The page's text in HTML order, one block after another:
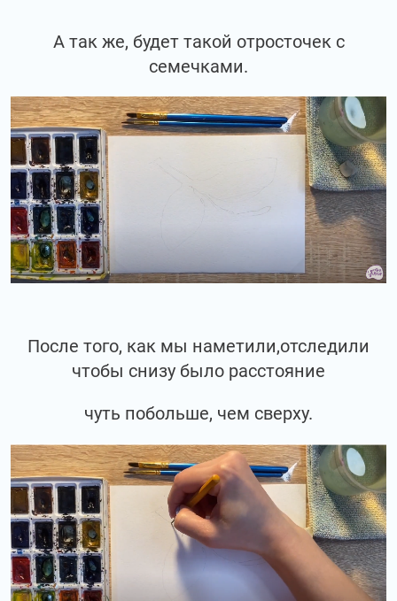
А так же, будет такой отросточек с
семечками.
После того, как мы наметили,отследили
чтобы снизу было расстояние
чуть побольше, чем сверху.